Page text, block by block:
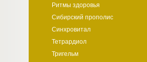
Ритмы здоровья
Сибирский прополис
Синхровитал
Тетрардиол
Тригельм